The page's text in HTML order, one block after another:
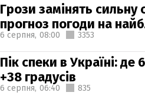
Грози замінять сильну
прогноз погоди на
6 серпня, 08:00 3353
Пік спеки в Україні: де
+38 градусів
6 серпня, 06:40 835